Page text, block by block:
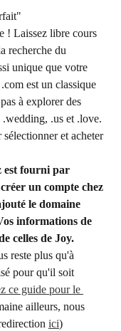
! Laissez libre cours
recherche du
unique que votre
est un classique
à explorer des
.us et .love.
et acheter
est fourni par
un compte chez
le domaine
informations de
celles de Joy.
reste plus qu'à
pour qu'il soit
ce guide pour le
ailleurs, nous
ici)